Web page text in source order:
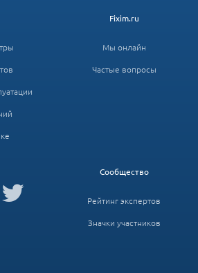
Fixim.ru
Мы онлайн
Частые вопросы
Сообщество
Рейтинг экспертов
Значки участников